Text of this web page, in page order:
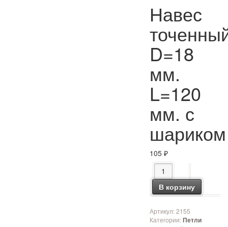
Навес
D=18
мм.
L=120
мм. с
шариком
105₽
Количество товара
В корзину
Артикул:2155
Категории:Петли